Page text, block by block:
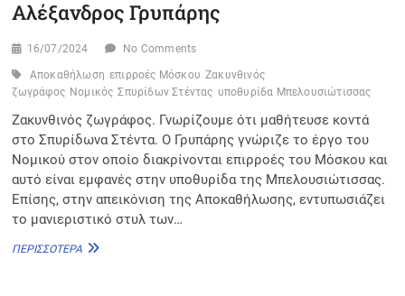
Αλέξανδρος Γρυπάρης
16/07/2024 No Comments
Αποκαθήλωση επιρροές Μόσκου Ζακυνθινός
ζωγράφος Νομικός Σπυρίδων Στέντας υποθυρίδα Μπελουσιώτισσας
Ζακυνθινός ζωγράφος. Γνωρίζουμε ότι μαθήτευσε κοντά
στο Σπυρίδωνα Στέντα. Ο Γρυπάρης γνώριζε το έργο του
Νομικού στον οποίο διακρίνονται επιρροές του Μόσκου και
αυτό είναι εμφανές στην υποθυρίδα της Μπελουσιώτισσας.
Επίσης, στην απεικόνιση της Αποκαθήλωσης, εντυπωσιάζει
το μανιεριστικό στυλ των…
ΠΕΡΙΣΣΌΤΕΡΑ ΑΛΈΞΑΝΔΡΟΣ